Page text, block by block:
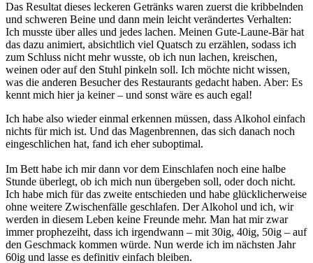
Das Resultat dieses leckeren Getränks waren zuerst die kribbelnden
und schweren Beine und dann mein leicht verändertes Verhalten:
Ich musste über alles und jedes lachen. Meinen Gute-Laune-Bär hat
das dazu animiert, absichtlich viel Quatsch zu erzählen, sodass ich
zum Schluss nicht mehr wusste, ob ich nun lachen, kreischen,
weinen oder auf den Stuhl pinkeln soll. Ich möchte nicht wissen,
was die anderen Besucher des Restaurants gedacht haben. Aber: Es
kennt mich hier ja keiner – und sonst wäre es auch egal!
Ich habe also wieder einmal erkennen müssen, dass Alkohol einfach
nichts für mich ist. Und das Magenbrennen, das sich danach noch
eingeschlichen hat, fand ich eher suboptimal.
Im Bett habe ich mir dann vor dem Einschlafen noch eine halbe
Stunde überlegt, ob ich mich nun übergeben soll, oder doch nicht.
Ich habe mich für das zweite entschieden und habe glücklicherweise
ohne weitere Zwischenfälle geschlafen. Der Alkohol und ich, wir
werden in diesem Leben keine Freunde mehr. Man hat mir zwar
immer prophezeiht, dass ich irgendwann – mit 30ig, 40ig, 50ig – auf
den Geschmack kommen würde. Nun werde ich im nächsten Jahr
60ig und lasse es definitiv einfach bleiben.